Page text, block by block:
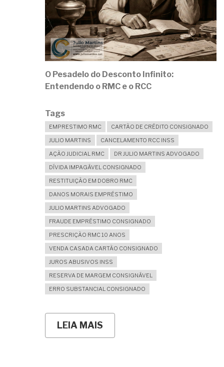
O Pesadelo do Desconto Infinito:
Entendendo o RMC e o RCC
Tags
EMPRESTIMO RMC
CARTÃO DE CRÉDITO CONSIGNADO
JULIO MARTINS
CANCELAMENTO RCC INSS
AÇÃO JUDICIAL RMC
DR JULIO MARTINS ADVOGADO
DÍVIDA IMPAGÁVEL CONSIGNADO
RESTITUIÇÃO EM DOBRO RMC
DANOS MORAIS EMPRÉSTIMO
JULIO MARTINS ADVOGADO
FRAUDE EMPRÉSTIMO CONSIGNADO
PRESCRIÇÃO RMC 10 ANOS
VENDA CASADA CARTÃO CONSIGNADO
JUROS ABUSIVOS INSS
RESERVA DE MARGEM CONSIGNÁVEL
ERRO SUBSTANCIAL CONSIGNADO
LEIA MAIS
CONHEÇA